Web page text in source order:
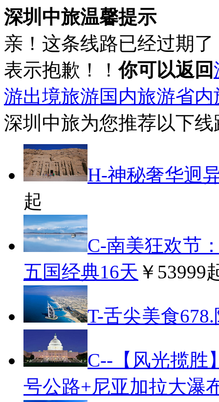
深圳中旅温馨提示
亲！这条线路已经过期
表示抱歉！！你可以返回
游出境旅游国内旅游省内
深圳中旅为您推荐以下线
H-神秘奢华迥
起
C-南美狂欢节
五国经典16天 ￥53999
T-舌尖美食
C--【风光揽胜
号公路+尼亚加拉大瀑